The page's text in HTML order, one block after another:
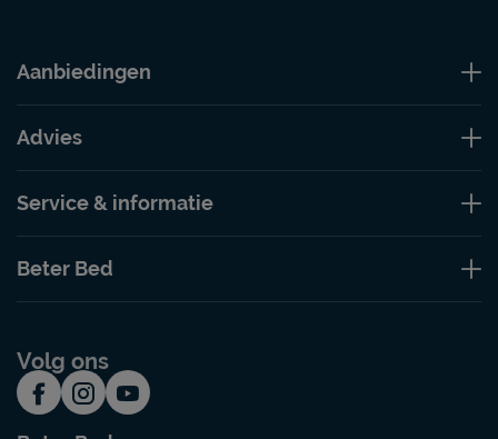
Aanbiedingen
Advies
Service & informatie
Beter Bed
Volg ons